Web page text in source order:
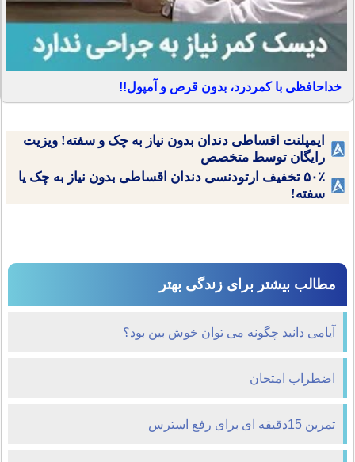
خداحافظی با کمردرد، بدون قرص و آمپول!!
ایمپلنت اقساطی دندان بدون نیاز به چک و سفته! ویزیت
رایگان توسط متخصص
۵۰٪ تخفیف ارتودنسی دندان اقساطی بدون نیاز به چک یا
سفته!
مطالب بیشتر برای زندگی بهتر
آیامی دانید چگونه می توان خوش بين بود؟
اضطراب امتحان
تمرین 15دقیقه ای برای رفع استرس